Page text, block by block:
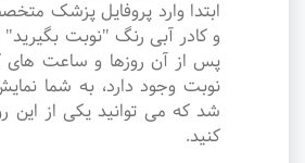
ابتدا وارد پروفایل پزشک
و کادر آبی رنگ "نوبت بگیرید"
پس از آن روزها و ساعت های
نوبت وجود دارد، به شما
شد که می توانید یکی از این
کنید.